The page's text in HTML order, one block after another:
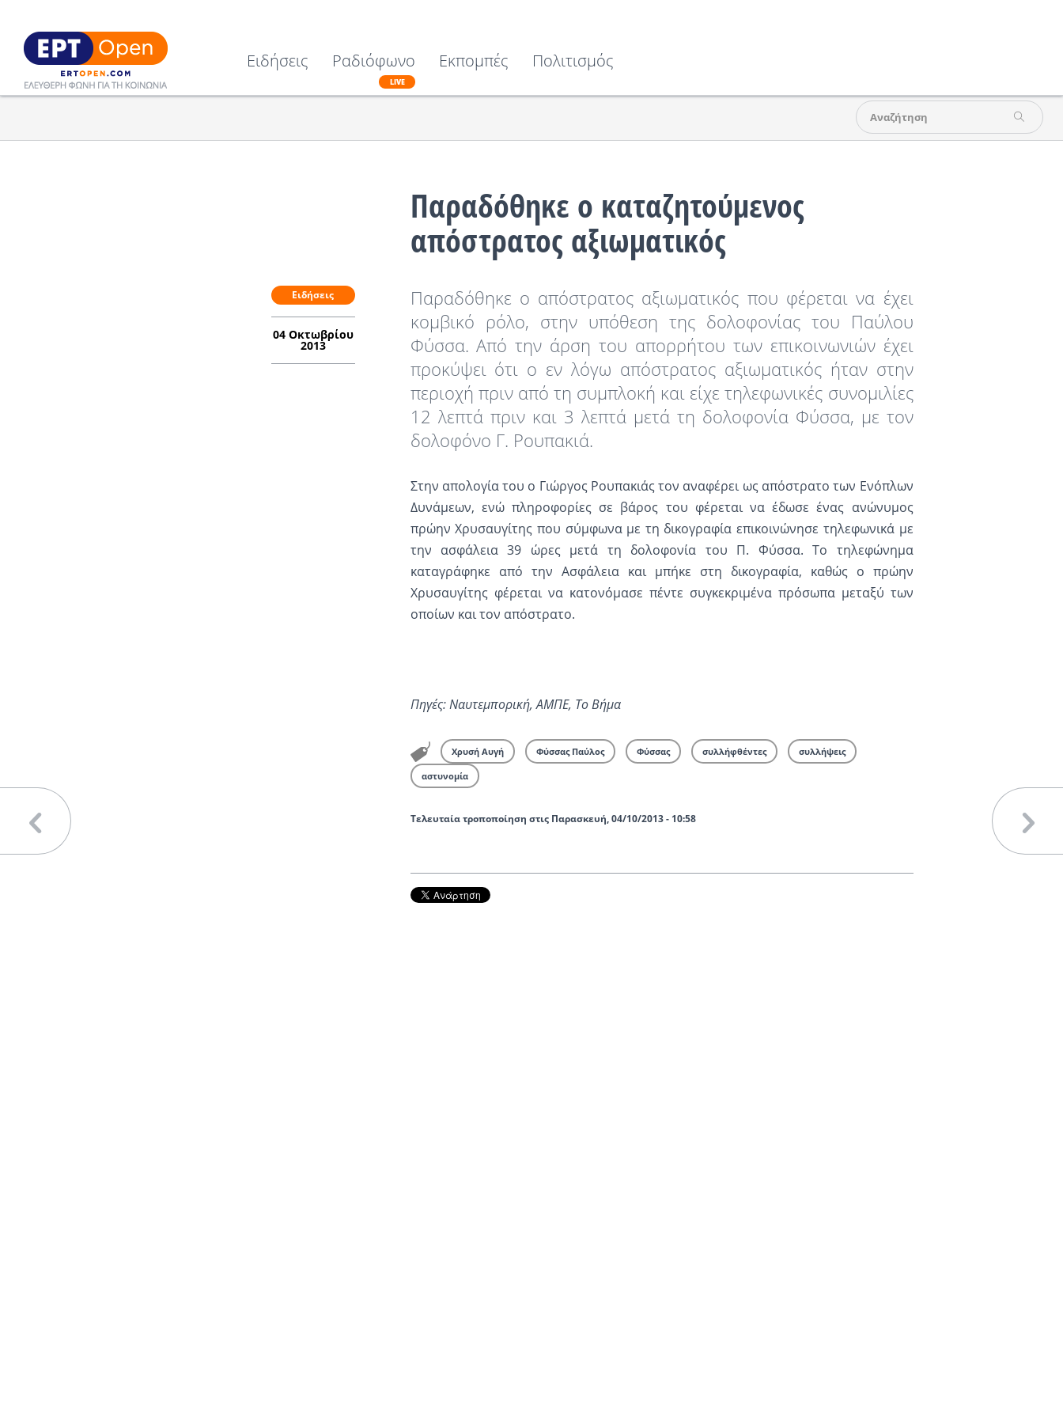
Ειδήσεις Ραδιόφωνο
LIVE
Εκπομπές Πολιτισμός
Παραδόθηκε ο καταζητούμενος
απόστρατος αξιωματικός
Ειδήσεις
04 Οκτωβρίου
2013
Παραδόθηκε ο απόστρατος αξιωματικός που φέρεται να έχει
κομβικό ρόλο, στην υπόθεση της δολοφονίας του Παύλου
Φύσσα. Από την άρση του απορρήτου των επικοινωνιών έχει
προκύψει ότι ο εν λόγω απόστρατος αξιωματικός ήταν στην
περιοχή πριν από τη συμπλοκή και είχε τηλεφωνικές συνομιλίες
12 λεπτά πριν και 3 λεπτά μετά τη δολοφονία Φύσσα, με τον
δολοφόνο Γ. Ρουπακιά.
Στην απολογία του ο Γιώργος Ρουπακιάς τον αναφέρει ως απόστρατο των Ενόπλων
Δυνάμεων, ενώ πληροφορίες σε βάρος του φέρεται να έδωσε ένας ανώνυμος
πρώην Χρυσαυγίτης που σύμφωνα με τη δικογραφία επικοινώνησε τηλεφωνικά με
την ασφάλεια 39 ώρες μετά τη δολοφονία του Π. Φύσσα. Το τηλεφώνημα
καταγράφηκε από την Ασφάλεια και μπήκε στη δικογραφία, καθώς ο πρώην
Χρυσαυγίτης φέρεται να κατονόμασε πέντε συγκεκριμένα πρόσωπα μεταξύ των
οποίων και τον απόστρατο.
Πηγές: Ναυτεμπορική, ΑΜΠΕ, Το Βήμα
Χρυσή Αυγή Φύσσας Παύλος Φύσσας συλλήφθέντες συλλήψεις
αστυνομία
Τελευταία τροποποίηση στις Παρασκευή, 04/10/2013 - 10:58